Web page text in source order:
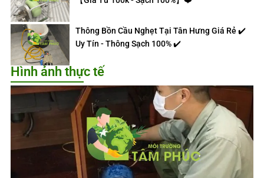
Thông Bồn Cầu Nghẹt Tại Tân Hưng Giá Rẻ ✔️
Uy Tín - Thông Sạch 100% ✔️
Hình ảnh thực tế